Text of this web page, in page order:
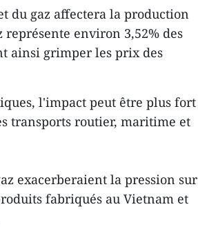
du gaz affectera la production
environ 3,52% des
ainsi grimper les prix des
l'impact peut être plus fort
transports routier, maritime et
exacerberaient la pression sur
fabriqués au Vietnam et